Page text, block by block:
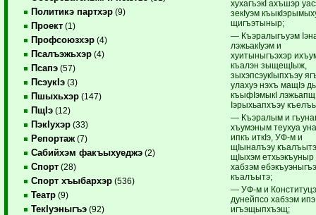
Политикэ партхэр (9)
Проект (1)
Профсоюзхэр (4)
Псалъэжьхэр (4)
Псапэ (57)
ПсэукIэ (3)
Пшыхьхэр (147)
ПщIэ (12)
ПэкIухэр (33)
Репортаж (7)
Сабийхэм факъыхуеджэ (2)
Спорт (28)
Спорт хъыбархэр (536)
Театр (9)
ТекIуэныгъэ (92)
хухагъэкI ахъшэр
зекIуэм
щигъэтыныр;
— Къэралыгъуэм
лэжьакIуэм и
хуитыныгъэхэр
къалэн зыщещIыж,
зыхэпсэукIыпхъэу
улахуэ нэхъ мащIэ
къыфIэмыкI
Iэрыхьапхъэу
— Къэралым и
хъумэным теухуа
ипкъ иткIэ, УФ-м и
щIыналъэу
щIыхэм етхьэкъуныр
хабзэм
къалъытэ;
— УФ-м и
дунейпсо хабзэм ипэ
игъэщыпхъэщ;